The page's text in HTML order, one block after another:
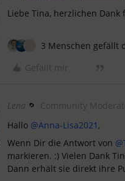
Liebe Tina, herzlichen
3 Menschen gefällt
Gefällt mir
Lena Community
Hallo @Anna-Lisa2021 ,
Wenn Dir die Antwort von
markieren. :) Vielen Dank
Dann erhält sie direkt ihre